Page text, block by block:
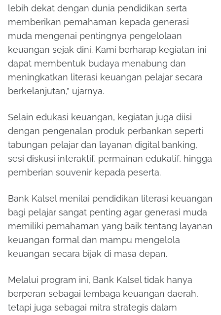
lebih dekat dengan dunia pendidikan serta
memberikan pemahaman kepada generasi
muda mengenai pentingnya pengelolaan
keuangan sejak dini. Kami berharap kegiatan ini
dapat membentuk budaya menabung dan
meningkatkan literasi keuangan pelajar secara
berkelanjutan,” ujarnya.
Selain edukasi keuangan, kegiatan juga diisi
dengan pengenalan produk perbankan seperti
tabungan pelajar dan layanan digital banking,
sesi diskusi interaktif, permainan edukatif, hingga
pemberian souvenir kepada peserta.
Bank Kalsel menilai pendidikan literasi keuangan
bagi pelajar sangat penting agar generasi muda
memiliki pemahaman yang baik tentang layanan
keuangan formal dan mampu mengelola
keuangan secara bijak di masa depan.
Melalui program ini, Bank Kalsel tidak hanya
berperan sebagai lembaga keuangan daerah,
tetapi juga sebagai mitra strategis dalam